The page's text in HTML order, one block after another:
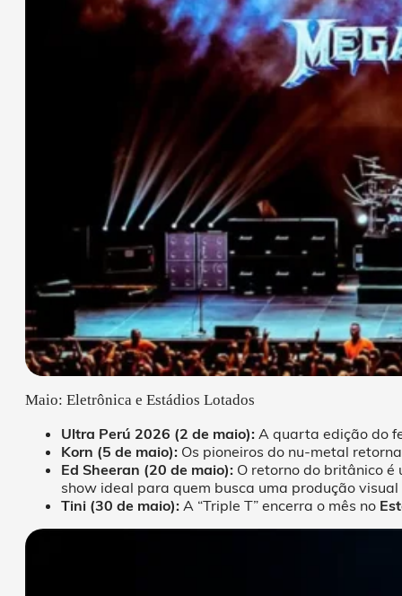
Maio: Eletrônica e Estádios Lotados
Ultra Perú 2026 (2 de maio): A quarta edição do
Korn (5 de maio): Os pioneiros do nu-metal
Ed Sheeran (20 de maio): O retorno do britânico é
show ideal para quem busca uma produção
Tini (30 de maio): A “Triple T” encerra o mês no